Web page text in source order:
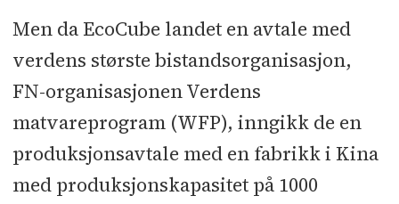
Men da EcoCube landet en avtale med
verdens største bistandsorganisasjon,
FN-organisasjonen Verdens
matvareprogram (WFP), inngikk de en
produksjonsavtale med en fabrikk i Kina
med produksjonskapasitet på 1000